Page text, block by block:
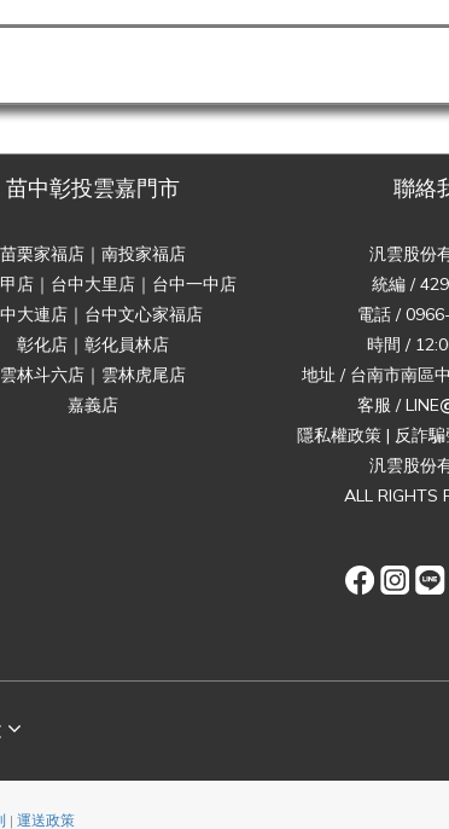
苗中彰投雲嘉門市
苗栗家福店｜南投家福店
店｜台中大里店｜台中一中店
大連店｜台中文心家福店
彰化店｜彰化員林店
雲林斗六店｜雲林虎尾店
嘉義店
聯絡
汎雲股份
統編 /
電話 /
時間 /
地址 / 台南市南區
客服 / LINE
隱私權政策| 反詐
汎雲股份
ALL RIGHTS
| 運送政策